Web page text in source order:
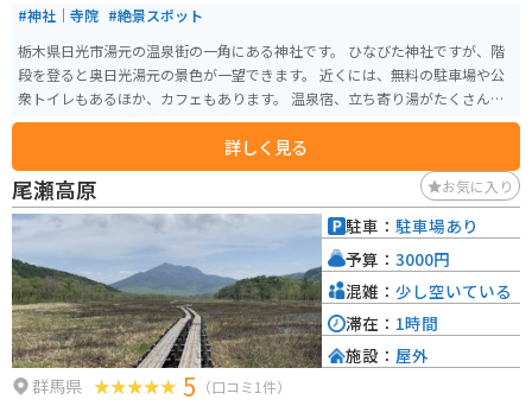
#神社｜寺院 #絶景スポット
栃木県日光市湯元の温泉街の一角にある神社です。 ひなびた神社ですが、階
段を登ると奥日光湯元の景色が一望できます。 近くには、無料の駐車場や公
衆トイレもあるほか、カフェもあります。 温泉宿、立ち寄り湯がたくさんあ
るのでツーリングで疲れた体を癒すのにはもってこいです。
詳しく見る
尾瀬高原 お気に入り
群馬県 5 （口コミ1件）
駐車： 駐車場あり
予算： 3000円
混雑： 少し空いている
滞在： 1時間
施設： 屋外